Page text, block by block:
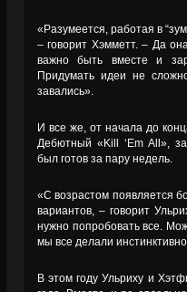
«Разумеется, работая в
– говорит Хэмметт. – Да
важно быть вместе и
Придумать идеи не
завались».
И все же, от начала до
Дебютный «Kill ‘Em All»,
был готов за пару недель.
«С возрастом появляется
вариантов, – говорит
нужно попробовать все.
мы все делали
В этом году Ульриху и